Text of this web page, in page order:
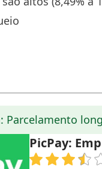
Parcelamento
PicPay: